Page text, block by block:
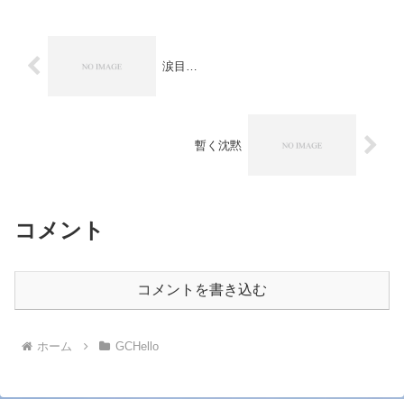
涙目…
暫く沈黙
コメント
コメントを書き込む
ホーム GCHello